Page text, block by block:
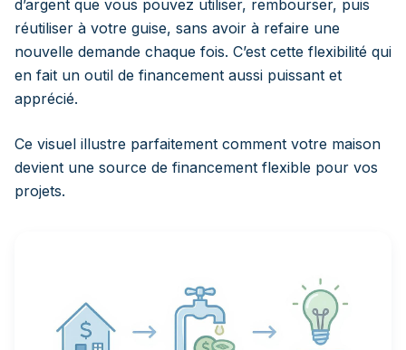
d’argent que vous pouvez utiliser, rembourser, puis
réutiliser à votre guise, sans avoir à refaire une
nouvelle demande chaque fois. C’est cette flexibilité qui
en fait un outil de financement aussi puissant et
apprécié.
Ce visuel illustre parfaitement comment votre maison
devient une source de financement flexible pour vos
projets.